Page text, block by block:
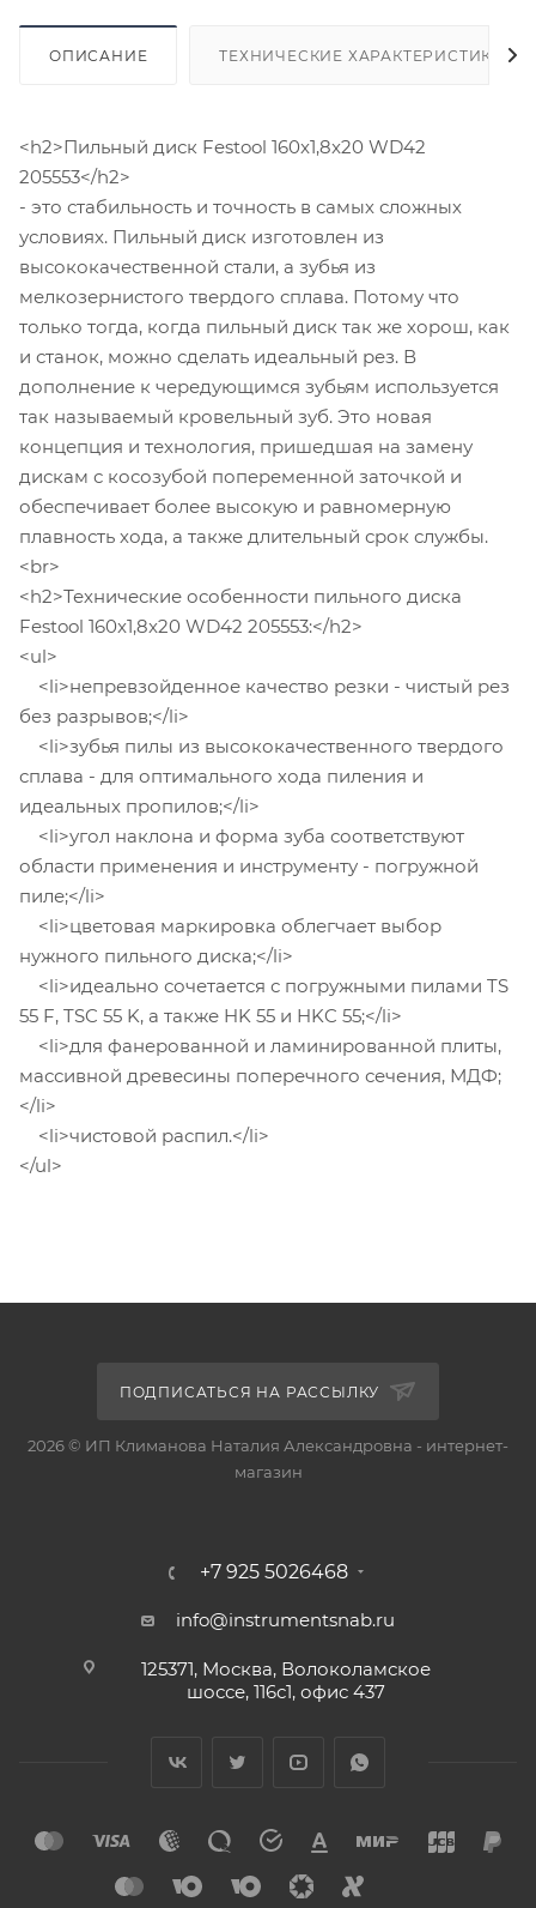
ОПИСАНИЕ ТЕХНИЧЕСКИЕ ХАРАКТЕРИСТИКИ
<h2>Пильный диск Festool 160x1,8x20 WD42
205553</h2>
- это стабильность и точность в самых сложных
условиях. Пильный диск изготовлен из
высококачественной стали, а зубья из
мелкозернистого твердого сплава. Потому что
только тогда, когда пильный диск так же хорош, как
и станок, можно сделать идеальный рез. В
дополнение к чередующимся зубьям используется
так называемый кровельный зуб. Это новая
концепция и технология, пришедшая на замену
дискам с косозубой попеременной заточкой и
обеспечивает более высокую и равномерную
плавность хода, а также длительный срок службы.
<br>
<h2>Технические особенности пильного диска
Festool 160x1,8x20 WD42 205553:</h2>
<ul>
<li>непревзойденное качество резки - чистый рез
без разрывов;</li>
<li>зубья пилы из высококачественного твердого
сплава - для оптимального хода пиления и
идеальных пропилов;</li>
<li>угол наклона и форма зуба соответствуют
области применения и инструменту - погружной
пиле;</li>
<li>цветовая маркировка облегчает выбор
нужного пильного диска;</li>
<li>идеально сочетается с погружными пилами TS
55 F, TSC 55 K, а также HK 55 и HKC 55;</li>
<li>для фанерованной и ламинированной плиты,
массивной древесины поперечного сечения, МДФ;
</li>
<li>чистовой распил.</li>
</ul>
ПОДПИСАТЬСЯ НА РАССЫЛКУ
2026 © ИП Климанова Наталия Александровна - интернет-
магазин
+7 925 5026468
info@instrumentsnab.ru
125371, Москва, Волоколамское
шоссе, 116с1, офис 437